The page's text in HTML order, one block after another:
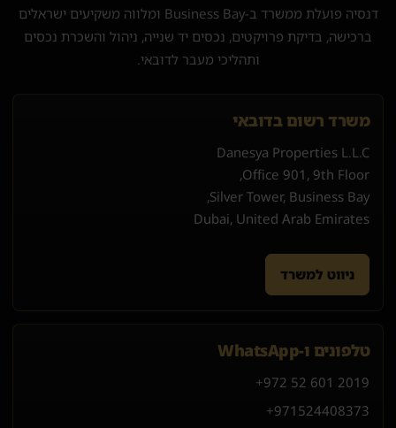
דנסיה פועלת ממשרד ב-Business Bay ומלווה משקיעים ישראלים
ברכישה, בדיקת פרויקטים, נכסים יד שנייה, ניהול והשכרת נכסים
ותהליכי מעבר לדובאי.
משרד רשום בדובאי
Danesya Properties L.L.C
Office 901, 9th Floor,
Silver Tower, Business Bay,
Dubai, United Arab Emirates
ניווט למשרד
טלפונים ו-WhatsApp
+972 52 601 2019
+971 524408373